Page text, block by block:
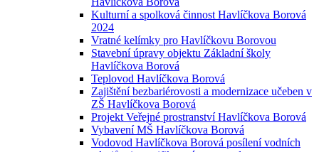
Kulturní a spolková činnost Havlíčkova Borová
2024
Vratné kelímky pro Havlíčkovu Borovou
Stavební úpravy objektu Základní školy
Havlíčkova Borová
Teplovod Havlíčkova Borová
Zajištění bezbariérovosti a modernizace učeben v
ZŠ Havlíčkova Borová
Projekt Veřejné prostranství Havlíčkova Borová
Vybavení MŠ Havlíčkova Borová
Vodovod Havlíčkova Borová posílení vodních